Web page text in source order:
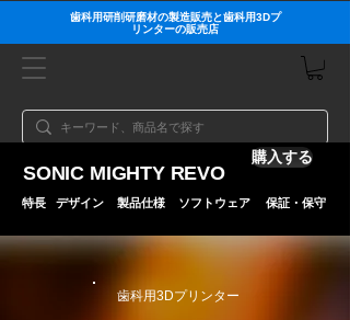
歯科用研削研磨材の製造販売と歯科用3Dプ
リンターの販売店
SONIC MIGHTY REVO
購入する
特長 デザイン 製品仕様 ソフトウェア 保証・保守
​歯科用3Dプリンター